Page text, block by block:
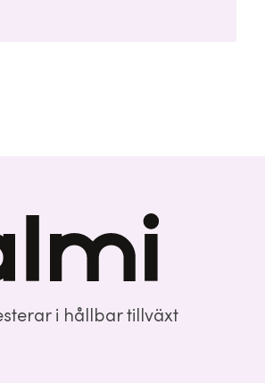
i hållbar tillväxt